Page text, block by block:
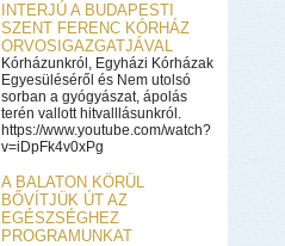
INTERJÚ A BUDAPESTI
SZENT FERENC KÓRHÁZ
ORVOSIGAZGATJÁVAL
Kórházunkról, Egyházi Kórházak
Egyesüléséről és Nem utolsó
sorban a gyógyászat, ápolás
terén vallott hitvalllásunkról.
https://www.youtube.com/watch?
v=iDpFk4v0xPg
A BALATON KÖRÜL
BŐVÍTJÜK ÚT AZ
EGÉSZSÉGHEZ
PROGRAMUNKAT